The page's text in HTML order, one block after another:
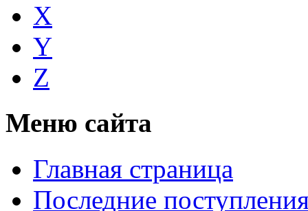
X
Y
Z
Меню сайта
Главная страница
Последние